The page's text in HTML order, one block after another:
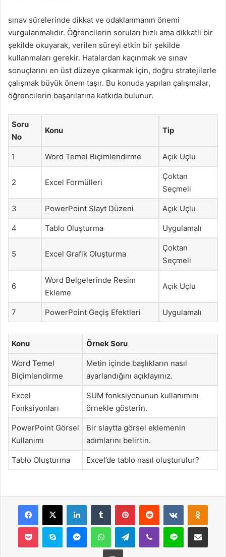
sınav sürelerinde dikkat ve odaklanmanın önemi
vurgulanmalıdır. Öğrencilerin soruları hızlı ama dikkatli bir
şekilde okuyarak, verilen süreyi etkin bir şekilde
kullanmaları gerekir. Hatalardan kaçınmak ve sınav
sonuçlarını en üst düzeye çıkarmak için, doğru stratejilerle
çalışmak büyük önem taşır. Bu konuda yapılan çalışmalar,
öğrencilerin başarılarına katkıda bulunur.
Soru
No
Konu Tip
1 Word Temel Biçimlendirme Açık Uçlu
2 Excel Formülleri
Çoktan
Seçmeli
3 PowerPoint Slayt Düzeni Açık Uçlu
4 Tablo Oluşturma Uygulamalı
5 Excel Grafik Oluşturma
Çoktan
Seçmeli
6
Word Belgelerinde Resim
Ekleme
Açık Uçlu
7 PowerPoint Geçiş Efektleri Uygulamalı
Konu Örnek Soru
Word Temel
Biçimlendirme
Metin içinde başlıkların nasıl
ayarlandığını açıklayınız.
Excel
Fonksiyonları
SUM fonksiyonunun kullanımını
örnekle gösterin.
PowerPoint Görsel
Kullanımı
Bir slaytta görsel eklemenin
adımlarını belirtin.
Tablo Oluşturma Excel’de tablo nasıl oluşturulur?
Facebook
X LinkedInTumblr PinterestReddit VKontakte
Pocket Skype MessengerWhatsAppTelegramViber Line E-Posta ile
Yazdır